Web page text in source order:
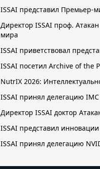
ISSAI представил Премьер-
Директор ISSAI проф.
мира
ISSAI приветствовал
ISSAI посетил Archive of
NutrIX 2026:
ISSAI принял делегацию
Директор ISSAI доктор
ISSAI представил
ISSAI принял делегацию